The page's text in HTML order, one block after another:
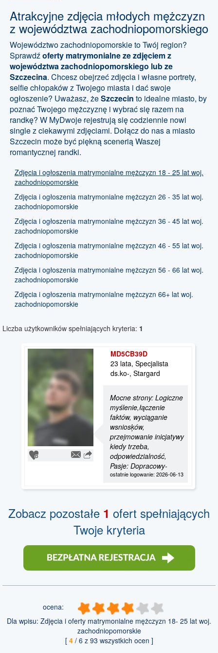
Atrakcyjne zdjęcia młodych mężczyzn
z województwa zachodniopomorskiego
Województwo zachodniopomorskie to Twój region?
Sprawdźoferty matrymonialne ze zdjęciem z
województwa zachodniopomorskiego lub ze
Szczecina. Chcesz obejrzeć zdjęcia i własne portrety,
selfie chłopaków z Twojego miasta i dać swoje
ogłoszenie? Uważasz, żeSzczecin to idealne miasto, by
poznać Twojego mężczyznę i wybrać się razem na
randkę? W MyDwoje rejestrują się codziennie nowi
single z ciekawymi zdjęciami. Dołącz do nas a miasto
Szczecin może być piękną scenerią Waszej
romantycznej randki.
Zdjęcia i ogłoszenia matrymonialne mężczyzn 18 - 25 lat woj.
zachodniopomorskie
Zdjęcia i ogłoszenia matrymonialne mężczyzn 26 - 35 lat woj.
zachodniopomorskie
Zdjęcia i ogłoszenia matrymonialne mężczyzn 36 - 45 lat woj.
zachodniopomorskie
Zdjęcia i ogłoszenia matrymonialne mężczyzn 46 - 55 lat woj.
zachodniopomorskie
Zdjęcia i ogłoszenia matrymonialne mężczyzn 56 - 66 lat woj.
zachodniopomorskie
Zdjęcia i ogłoszenia matrymonialne mężczyzn 66+ lat woj.
zachodniopomorskie
Liczba użytkowników spełniających kryteria: 1
MD5CB39D
23 lata, Specjalista
ds.ko-, Stargard
Mocne strony: Logiczne
myślenie,łączenie
faktów, wyciąganie
wsniosķów,
przejmowanie inicjatywy
kiedy trzeba,
odpowiedzialność,
Pasje: Dopracowy-
ostatnie logowanie: 2026-06-13
Zobacz pozostałe 1 ofert spełniających
Twoje kryteria
ocena:
Dla wpisu: Zdjęcia i oferty matrymonialne mężczyzn 18- 25 lat woj.
zachodniopomorskie
[ 4/ 6 z 93 wszystkich ocen ]